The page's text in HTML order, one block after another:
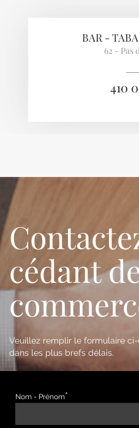
BAR -
62 - Pas
410
cédant
Veuillez remplir le formulaire
dans les plus brefs délais.
Nom - Prénom